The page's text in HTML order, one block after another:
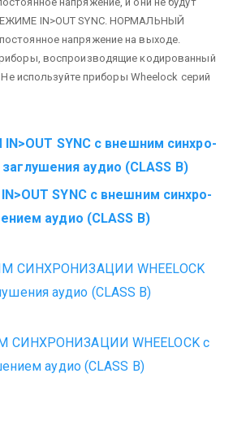
IN>OUT SYNC. НОРМАЛЬНЫЙ
напряжение на выходе.
воспроизводящие кодированный
используйте приборы Wheelock серий
SYNC с внешним синхро-
аудио (CLASS B)
SYNCс внешним синхро-
аудио (CLASS B)
СИНХРОНИЗАЦИИ WHEELOCK
аудио (CLASS B)
СИНХРОНИЗАЦИИ WHEELOCKс
аудио (CLASS B)